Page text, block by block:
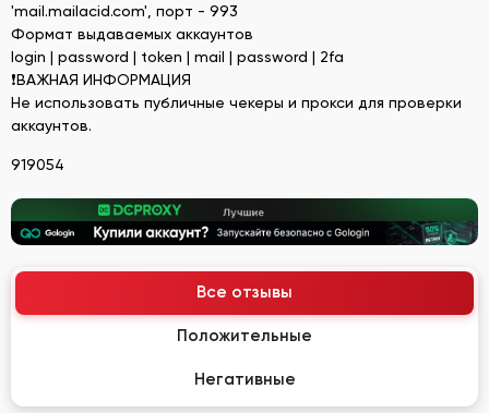
'mail.mailacid.com', порт - 993
Формат выдаваемых аккаунтов
login | password | token | mail | password | 2fa
❗ВАЖНАЯ ИНФОРМАЦИЯ
Не использовать публичные чекеры и прокси для проверки
аккаунтов.
919054
Все отзывы
Положительные
Негативные